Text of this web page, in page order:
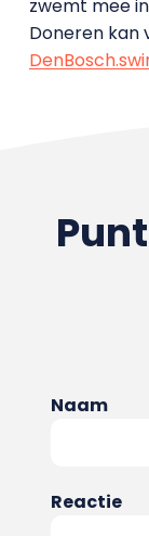
zwemt mee
Doneren kan
Naam
Reactie